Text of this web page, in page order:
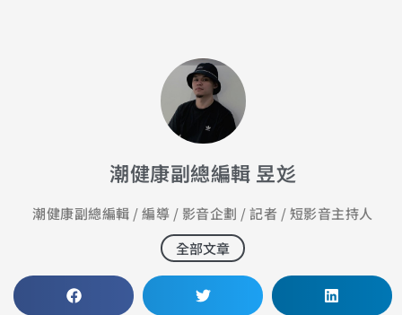
潮健康副總編輯 昱彣
潮健康副總編輯 / 編導 / 影音企劃 / 記者 / 短影音主持人
全部文章